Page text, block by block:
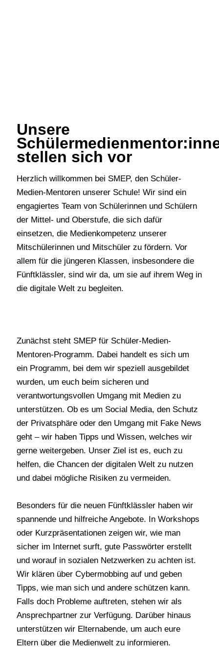
Unsere
stellen sich vor
Herzlich willkommen bei SMEP, den Schüler-
Medien-Mentoren unserer Schule! Wir sind ein
engagiertes Team von Schülerinnen und Schülern
der Mittel- und Oberstufe, die sich dafür
einsetzen, die Medienkompetenz unserer
Mitschülerinnen und Mitschüler zu fördern. Vor
allem für die jüngeren Klassen, insbesondere die
Fünftklässler, sind wir da, um sie auf ihrem Weg in
die digitale Welt zu begleiten.
Zunächst steht SMEP für Schüler-Medien-
Mentoren-Programm. Dabei handelt es sich um
ein Programm, bei dem wir speziell ausgebildet
wurden, um euch beim sicheren und
verantwortungsvollen Umgang mit Medien zu
unterstützen. Ob es um Social Media, den Schutz
der Privatsphäre oder den Umgang mit Fake News
geht – wir haben Tipps und Wissen, welches wir
gerne weitergeben. Unser Ziel ist es, euch zu
helfen, die Chancen der digitalen Welt zu nutzen
und dabei mögliche Risiken zu vermeiden.
Besonders für die neuen Fünftklässler haben wir
spannende und hilfreiche Angebote. In Workshops
oder Kurzpräsentationen zeigen wir, wie man
sicher im Internet surft, gute Passwörter erstellt
und worauf in sozialen Netzwerken zu achten ist.
Wir klären über Cybermobbing auf und geben
Tipps, wie man sich und andere schützen kann.
Falls doch Probleme auftreten, stehen wir als
Ansprechpartner zur Verfügung. Darüber hinaus
unterstützen wir Elternabende, um auch eure
Eltern über die Medienwelt zu informieren.